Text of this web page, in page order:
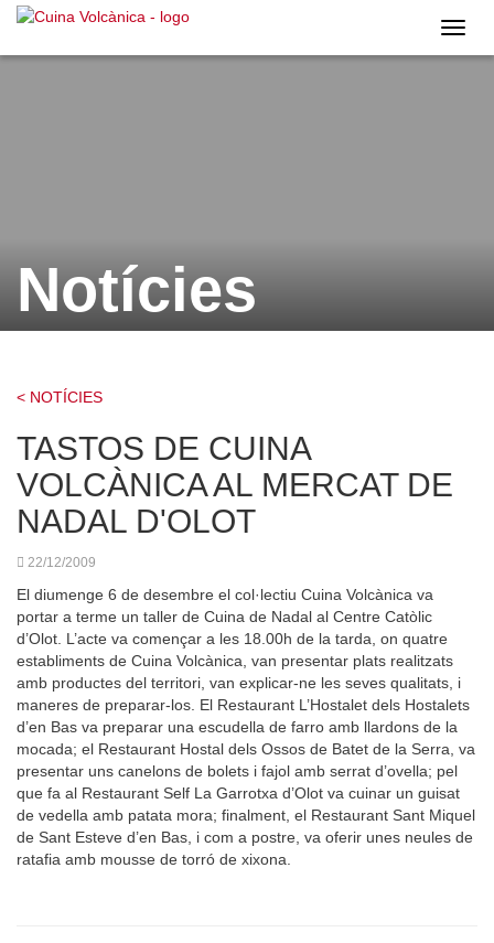
Cuina
Notícies
< NOTÍCIES
TASTOS DE CUINA
VOLCÀNICA AL MERCAT DE
NADAL D'OLOT
22/12/2009
El diumenge 6 de desembre el col·lectiu Cuina Volcànica va
portar a terme un taller de Cuina de Nadal al Centre Catòlic
d’Olot. L’acte va començar a les 18.00h de la tarda, on quatre
establiments de Cuina Volcànica, van presentar plats realitzats
amb productes del territori, van explicar-ne les seves qualitats, i
maneres de preparar-los. El Restaurant L’Hostalet dels Hostalets
d’en Bas va preparar una escudella de farro amb llardons de la
mocada; el Restaurant Hostal dels Ossos de Batet de la Serra, va
presentar uns canelons de bolets i fajol amb serrat d’ovella; pel
que fa al Restaurant Self La Garrotxa d’Olot va cuinar un guisat
de vedella amb patata mora; finalment, el Restaurant Sant Miquel
de Sant Esteve d’en Bas, i com a postre, va oferir unes neules de
ratafia amb mousse de torró de xixona.